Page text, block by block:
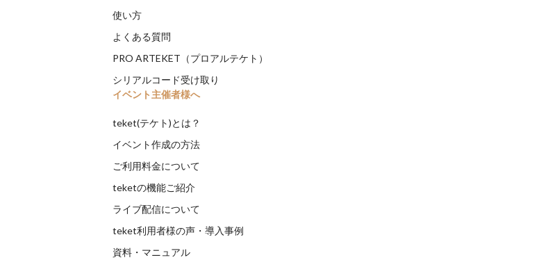
使い方
よくある質問
PRO ARTEKET（プロアルテケト）
シリアルコード受け取り
イベント主催者様へ
teket(テケト)とは？
イベント作成の方法
ご利用料金について
teketの機能ご紹介
ライブ配信について
teket利用者様の声・導入事例
資料・マニュアル